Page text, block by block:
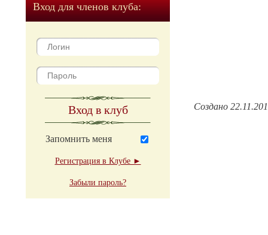
Вход для членов клуба:
Вход в клуб
Запомнить меня
Регистрация в Клубе ►
Забыли пароль?
Создано